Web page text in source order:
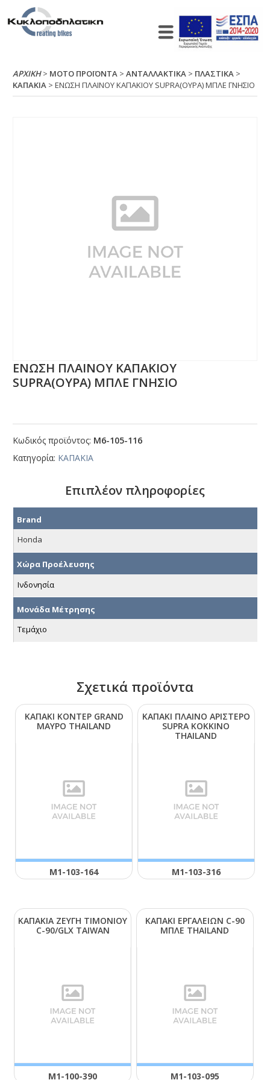
ΑΡΧΙΚΉ> ΜΟΤΟ ΠΡΟΪΟΝΤΑ >ΑΝΤΑΛΛΑΚΤΙΚΑ > ΠΛΑΣΤΙΚΑ >
ΚΑΠΑΚΙΑ > ΕΝΩΣΗ ΠΛΑΙΝΟΥ ΚΑΠΑΚΙΟΥ SUΡRΑ(ΟΥΡΑ) ΜΠΛΕ ΓΝΗΣΙΟ
ΕΝΩΣΗ ΠΛΑΙΝΟΥ ΚΑΠΑΚΙΟΥ
SUΡRΑ(ΟΥΡΑ) ΜΠΛΕ ΓΝΗΣΙΟ
Κωδικός προϊόντος: Μ6-105-116
Κατηγορία: ΚΑΠΑΚΙΑ
Επιπλέον πληροφορίες
Brand
Honda
Χώρα Προέλευσης
Ινδονησία
Μονάδα Μέτρησης
Τεμάχιο
Σχετικά προϊόντα
ΚΑΠΑΚΙ ΚΟΝΤΕΡ GRΑΝD
ΜΑΥΡΟ ΤΗΑΙLΑΝD
Μ1-103-164
ΚΑΠΑΚΙ ΠΛΑΙΝΟ ΑΡΙΣΤΕΡΟ
SUΡRΑ ΚΟΚΚΙΝΟ
ΤΗΑΙLΑΝD
Μ1-103-316
ΚΑΠΑΚΙΑ ΖΕΥΓΗ ΤΙΜΟΝΙΟΥ
C-90/GLΧ ΤΑΙWΑΝ
Μ1-100-390
ΚΑΠΑΚΙ ΕΡΓΑΛΕΙΩΝ C-90
ΜΠΛΕ ΤΗΑΙLΑΝD
Μ1-103-095